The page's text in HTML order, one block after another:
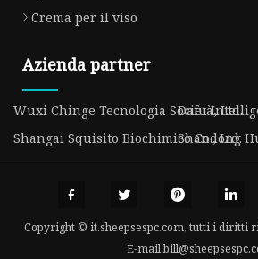
Crema per il viso
Azienda partner
Wuxi Chinge Tecnologia Società, Ltd.
Dafu
Shangai Squisito Biochimico Co., Ltd.
Shandong
Copyright © it.sheepsespc.com, tutti i diritti
E-mail